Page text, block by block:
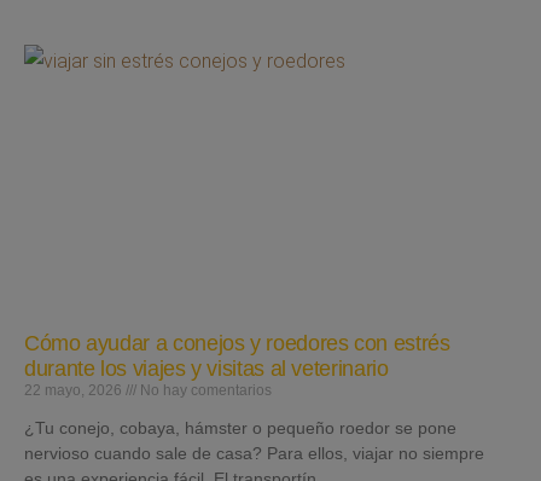
Cómo ayudar a conejos y roedores con estrés
durante los viajes y visitas al veterinario
22 mayo, 2026 No hay comentarios
¿Tu conejo, cobaya, hámster o pequeño roedor se pone
nervioso cuando sale de casa? Para ellos, viajar no siempre